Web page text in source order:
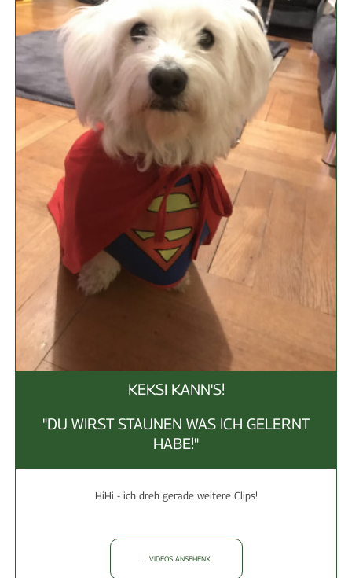
KEKSI KANN'S!
"DU WIRST STAUNEN WAS ICH GELERNT
HABE!"
HiHi - ich dreh gerade weitere Clips!
... VIDEOS ANSEHENX